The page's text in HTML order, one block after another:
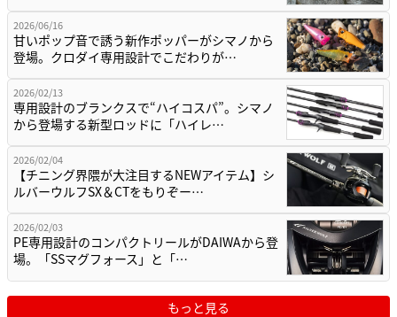
2026/06/16
甘いポップ音で誘う新作ポッパーがシマノから
登場。クロダイ専用設計でこだわりが…
2026/02/13
専用設計のブランクスで“ハイコスパ”。シマノ
から登場する新型ロッドに「ハイレ…
2026/02/04
【チニング界隈が大注目するNEWアイテム】シ
ルバーウルフSX＆CTをもりぞー…
2026/02/03
PE専用設計のコンパクトリールがDAIWAから登
場。「SSマグフォース」と「…
もっと見る